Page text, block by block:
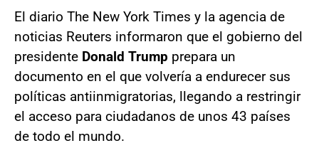
El diario The New York Times y la agencia de
noticias Reuters informaron que el gobierno del
presidente Donald Trump prepara un
documento en el que volvería a endurecer sus
políticas antiinmigratorias, llegando a restringir
el acceso para ciudadanos de unos 43 países
de todo el mundo.